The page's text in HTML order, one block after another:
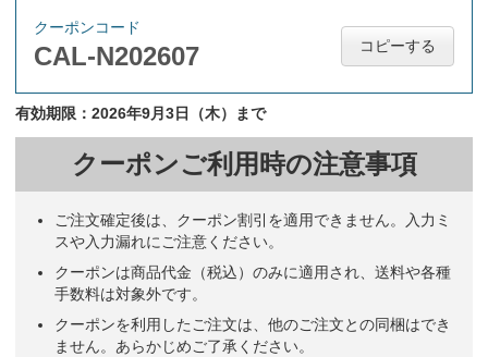
クーポンコード
CAL-N202607 コピーする
有効期限：2026年9月3日（木）まで
クーポンご利用時の注意事項
ご注文確定後は、クーポン割引を適用できません。入力ミ
スや入力漏れにご注意ください。
クーポンは商品代金（税込）のみに適用され、送料や各種
手数料は対象外です。
クーポンを利用したご注文は、他のご注文との同梱はでき
ません。あらかじめご了承ください。